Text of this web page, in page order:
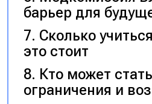
барьер для
Сколько
это стоит
Кто может
ограничения и